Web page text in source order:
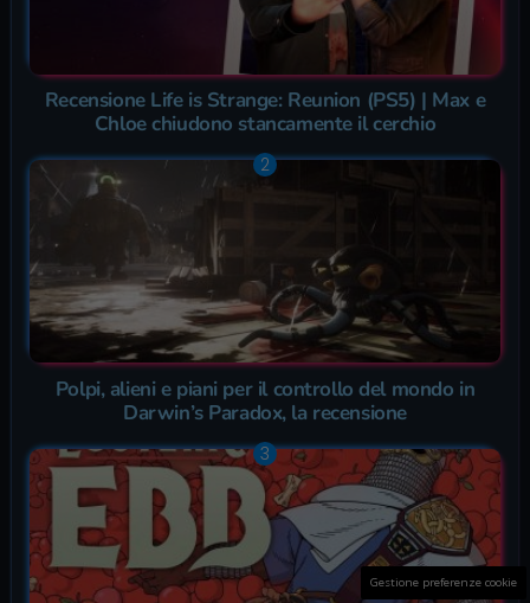
Recensione Life is Strange: Reunion (PS5) | Max e
Chloe chiudono stancamente il cerchio
Polpi, alieni e piani per il controllo del mondo in
Darwin’s Paradox, la recensione
Gestione preferenze cookie